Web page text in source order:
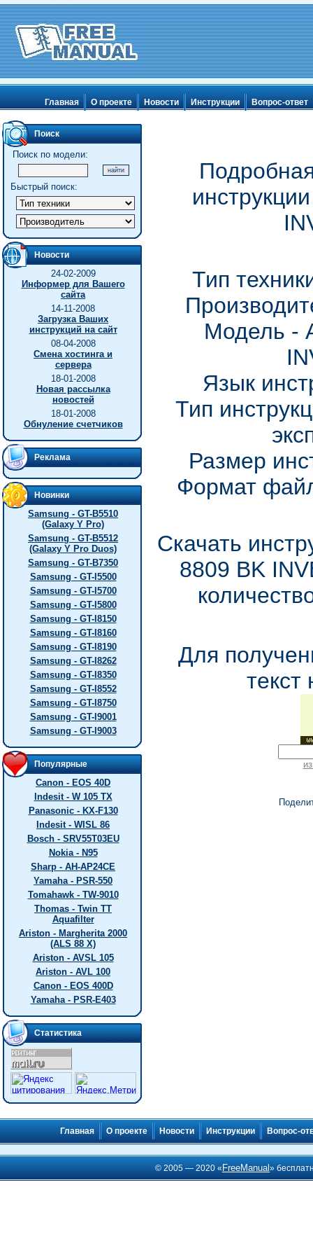
Главная О проекте Новости Инструкции Вопрос-ответ
Поиск
Поиск по модели:
Быстрый поиск:
Новости
24-02-2009
Информер для Вашего
сайта
14-11-2008
Загрузка Ваших
инструкций на сайт
08-04-2008
Смена хостинга и
сервера
18-01-2008
Новая рассылка
новостей
18-01-2008
Обнуление счетчиков
Реклама
Новинки
Samsung - GT-B5510
(Galaxy Y Pro)
Samsung - GT-B5512
(Galaxy Y Pro Duos)
Samsung - GT-B7350
Samsung - GT-I5500
Samsung - GT-I5700
Samsung - GT-I5800
Samsung - GT-I8150
Samsung - GT-I8160
Samsung - GT-I8190
Samsung - GT-I8262
Samsung - GT-I8350
Samsung - GT-I8552
Samsung - GT-I8750
Samsung - GT-I9001
Samsung - GT-I9003
Популярные
Canon - EOS 40D
Indesit - W 105 TX
Panasonic - KX-F130
Indesit - WISL 86
Bosch - SRV55T03EU
Nokia - N95
Sharp - AH-AP24CE
Yamaha - PSR-550
Tomahawk - TW-9010
Thomas - Twin TT
Aquafilter
Ariston - Margherita 2000
(ALS 88 X)
Ariston - AVSL 105
Ariston - AVL 100
Canon - EOS 400D
Yamaha - PSR-E403
Статистика
Тип
Модель -
Язык
Тип
Размер
Формат
Скачать
8809 BK
Для
текст
Главная О проекте Новости Инструкции Вопрос-
© 2005 — 2020 « FreeManual»